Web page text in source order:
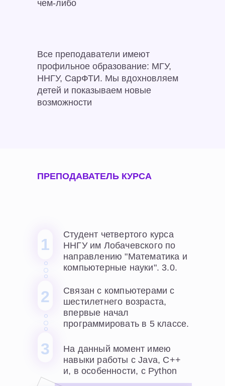
чем-либо
Все преподаватели имеют
профильное образование: МГУ,
ННГУ, СарФТИ. Мы вдохновляем
детей и показываем новые
возможности
ПРЕПОДАВАТЕЛЬ КУРСА
Cтудент четвертого курса
ННГУ им Лобачевского по
направлению "Математика и
компьютерные науки". 3.0.
Связан с компьютерами с
шестилетнего возраста,
впервые начал
программировать в 5 классе.
На данный момент имею
навыки работы с Java, C++
и, в особенности, с Python
1
2
3